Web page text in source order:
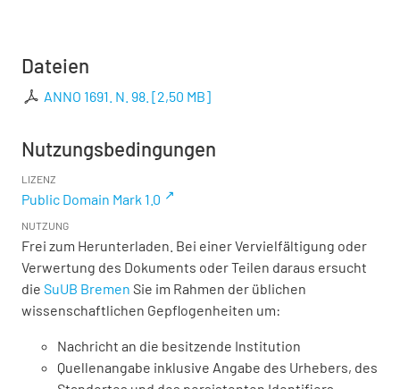
Dateien
ANNO 1691. N. 98. [2,50 MB]
Nutzungsbedingungen
LIZENZ
Public Domain Mark 1.0
NUTZUNG
Frei zum Herunterladen. Bei einer Vervielfältigung oder
Verwertung des Dokuments oder Teilen daraus ersucht
die SuUB Bremen Sie im Rahmen der üblichen
wissenschaftlichen Gepflogenheiten um:
Nachricht an die besitzende Institution
Quellenangabe inklusive Angabe des Urhebers, des